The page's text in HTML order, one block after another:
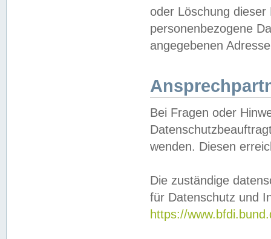
oder Löschung
personenbezogene
angegebenen
Bei Fragen oder
wenden. Diesen
Die zuständige
für Datenschutz und
https://